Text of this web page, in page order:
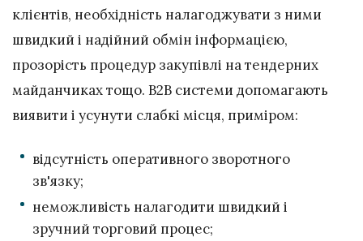
клієнтів, необхідність налагоджувати з ними
швидкий і надійний обмін інформацією,
прозорість процедур закупівлі на тендерних
майданчиках тощо. B2B системи допомагають
виявити і усунути слабкі місця, приміром:
відсутність оперативного зворотного
зв'язку;
неможливість налагодити швидкий і
зручний торговий процес;